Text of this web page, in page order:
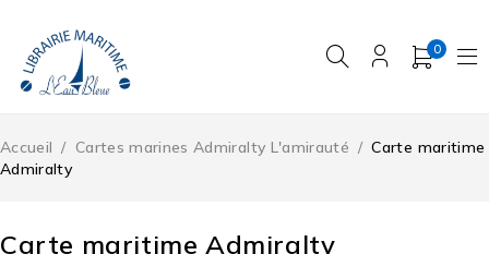
0
Carte maritime Admiralty
Accueil / Cartes marines Admiralty L'amirauté / Carte maritime
Admiralty